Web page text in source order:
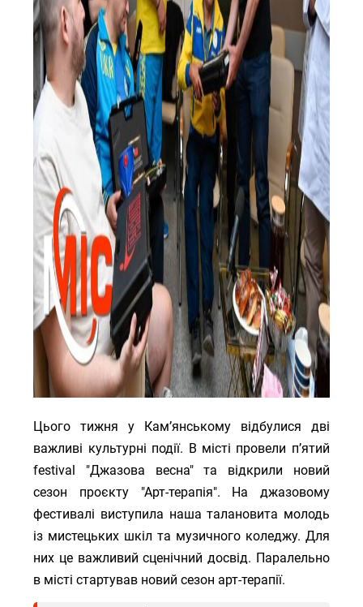
Цього тижня у Кам’янському відбулися дві
важливі культурні події. В місті провели п’ятий
festival "Джазова весна" та відкрили новий
сезон проєкту "Арт-терапія". На джазовому
фестивалі виступила наша талановита молодь
із мистецьких шкіл та музичного коледжу. Для
них це важливий сценічний досвід. Паралельно
в місті стартував новий сезон арт-терапії.